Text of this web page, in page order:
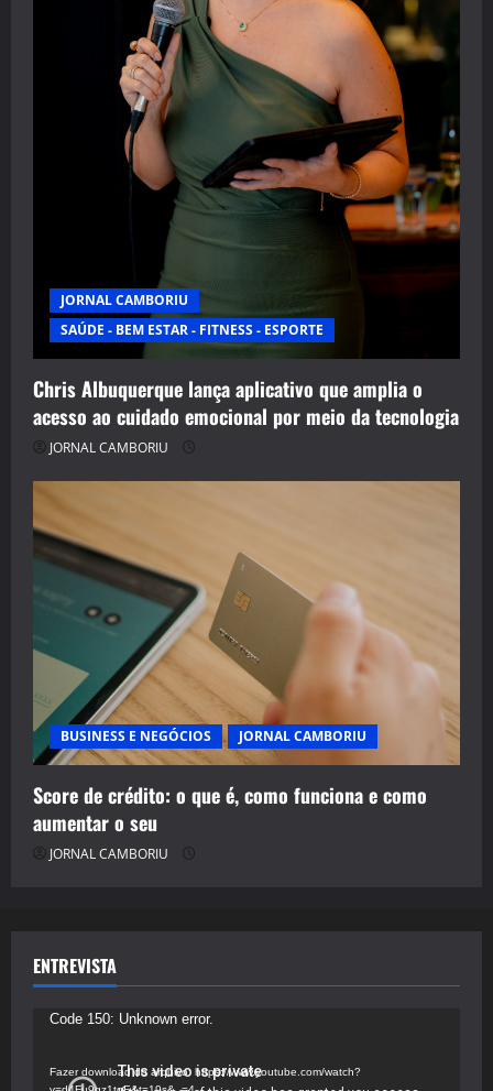
JORNAL CAMBORIU
SAÚDE - BEM ESTAR - FITNESS - ESPORTE
Chris Albuquerque lança aplicativo que amplia o
acesso ao cuidado emocional por meio da tecnologia
JORNAL CAMBORIU
BUSINESS E NEGÓCIOS JORNAL CAMBORIU
Score de crédito: o que é, como funciona e como
aumentar o seu
JORNAL CAMBORIU
ENTREVISTA
Tocador
vídeo
Code 150: Unknown error.
Fazer download do arquivo: https://www.youtube.com/watch?